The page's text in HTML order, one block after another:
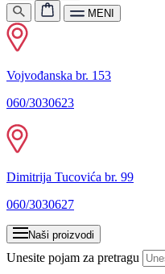
MENI
Vojvođanska br. 153
060/3030623
Dimitrija Tucovića br. 99
060/3030627
Naši proizvodi
Unesite pojam za pretragu